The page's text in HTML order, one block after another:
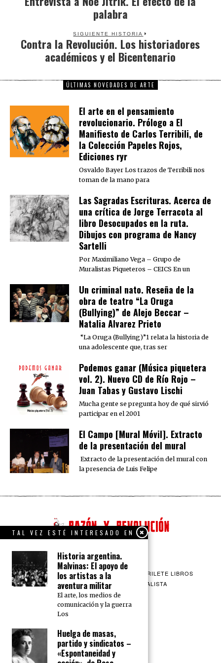
post:
palabra
SIGUIENTE HISTORIA
Next
post:
Contra la Revolución. Los historiadores
académicos y el Bicentenario
ÚLTIMAS NOVEDADES DE ARTE
El arte en el pensamiento
revolucionario. Prólogo a El
Manifiesto de Carlos Terribili, de
la Colección Papeles Rojos,
Ediciones ryr
Osvaldo Bayer Los trazos de Terribili nos
toman de la mano para
Las Sagradas Escrituras. Acerca de
una crítica de Jorge Terracota al
libro Desocupados en la ruta.
Dibujos con programa de Nancy
Sartelli
Por Maximiliano Vega – Grupo de
Muralistas Piqueteros – CEICS En un
Un criminal nato. Reseña de la
obra de teatro “La Oruga
(Bullying)” de Alejo Beccar –
Natalia Alvarez Prieto
“La Oruga (Bullying)”1 relata la historia de
una adolescente que, tras ser
Podemos ganar (Música piquetera
vol. 2). Nuevo CD de Río Rojo –
Juan Tabas y Gustavo Lischi
Mucha gente se pregunta hoy de qué sirvió
participar en el 2001
El Campo [Mural Móvil]. Extracto
de la presentación del mural
Extracto de la presentación del mural con
la presencia de Luis Felipe
QUIENES SOMOS CONTACTO
BARRILETE LIBROS
CEICS
ENGLISH VÍA SOCIALISTA
TAL VEZ ESTÉ INTERESADO EN
Historia argentina.
Malvinas: El apoyo de
los artistas a la
aventura militar
El arte, los medios de
comunicación y la guerra
Los
Huelga de masas,
partido y sindicatos –
«Espontaneidad y